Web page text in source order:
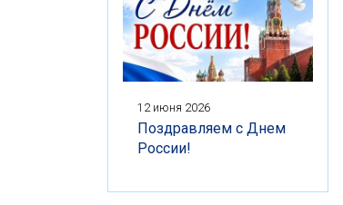
12 июня 2026
Поздравляем с Днем
России!